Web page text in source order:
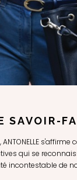
SAVOIR-
qui se
incontestable de